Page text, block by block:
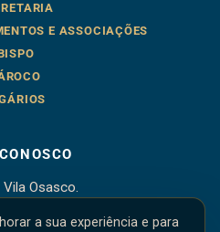
E ASSOCIAÇÕES
Osasco.
a sua experiência e para